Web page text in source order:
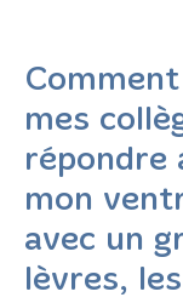
mes
répondre
mon
avec un
lèvres,